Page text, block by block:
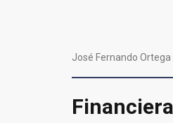
José Fernando Ortega |